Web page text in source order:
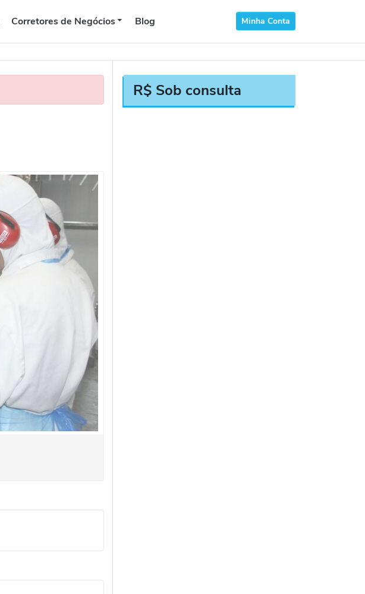
Corretores de Negócios Blog Minha Conta
R$ Sob consulta